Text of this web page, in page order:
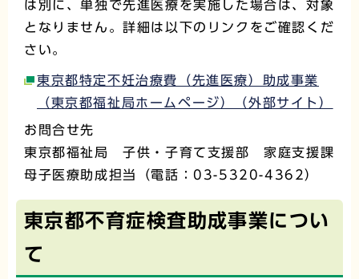
は別に、単独で先進医療を実施した場合は、対象
となりません。詳細は以下のリンクをご確認くだ
さい。
東京都特定不妊治療費（先進医療）助成事業
（東京都福祉局ホームページ）（外部サイト）
お問合せ先
東京都福祉局 子供・子育て支援部 家庭支援課
母子医療助成担当（電話：03-5320-4362）
東京都不育症検査助成事業につい
て